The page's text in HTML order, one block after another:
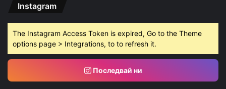
Instagram
The Instagram Access Token is expired, Go to the Theme
options page > Integrations, to to refresh it.
Последвай ни